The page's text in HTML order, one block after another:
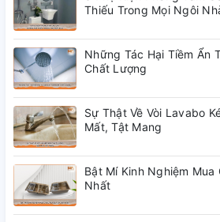
Thiếu Trong Mọi Ngôi
Những Tác Hại Tiềm Ẩn
Chất Lượng
Sự Thật Về Vòi Lavabo
Mất, Tật Mang
Bật Mí Kinh Nghiệm Mua
Nhất